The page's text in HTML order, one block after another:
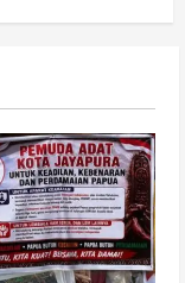
Serukan
yang Kondusif
Kompleks,
Informasi